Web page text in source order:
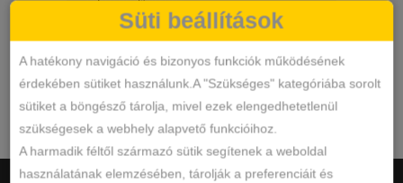
подсказать,угодить,помочь.Попросила
скидку,у меня был день рождения и
приду обязательно.Рекомендую!!
Olvass tovább
Googleösszesített értékelés
5.0az 5-ből,12 véleményalapján
Süti beállítások
A hatékony navigáció és bizonyos funkciók működésének
érdekében sütiket használunk.A "Szükséges" kategóriába sorolt
sütiket a böngésző tárolja, mivel ezek elengedhetetlenül
szükségesek a webhely alapvető funkcióihoz.
A harmadik féltől származó sütik segítenek a weboldal
használatának elemzésében, tárolják a preferenciáit és